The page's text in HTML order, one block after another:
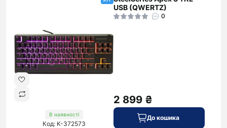
В наявності
Код: K-372573
USB (QWERTZ)
0
2 899 ₴
До кошика